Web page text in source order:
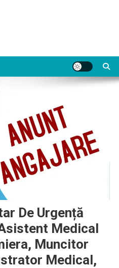
De Urgență
Medical
Muncitor
Medical,